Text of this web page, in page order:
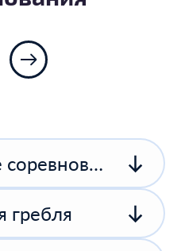
Любительские соревнования
гребля